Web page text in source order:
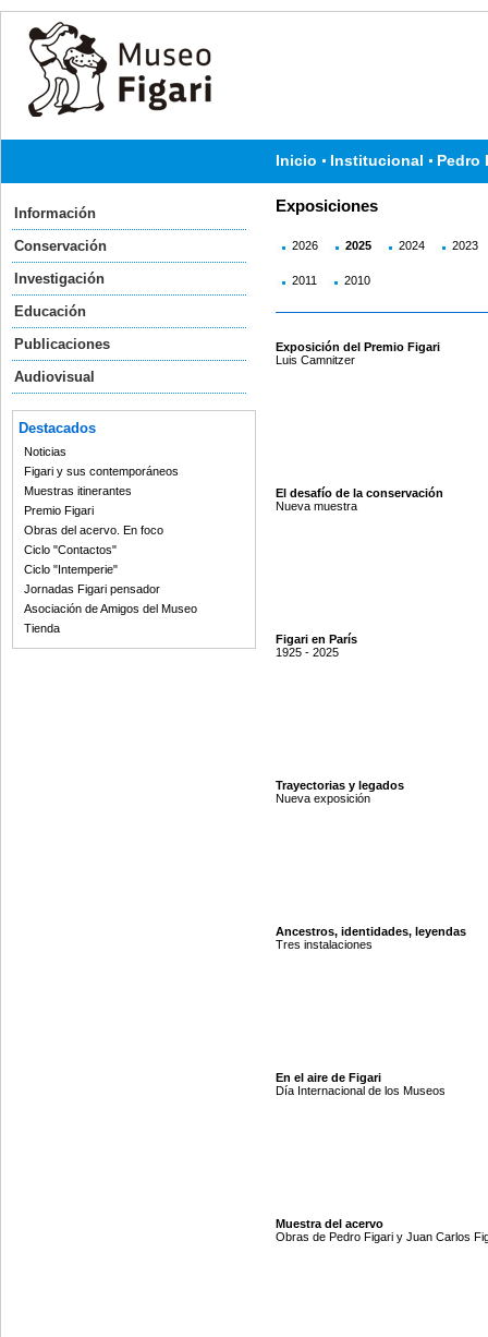
Inicio Institucional Pedro
Información
Conservación
Investigación
Educación
Publicaciones
Audiovisual
Destacados
Noticias
Figari y sus contemporáneos
Muestras itinerantes
Premio Figari
Obras del acervo. En foco
Ciclo "Contactos"
Ciclo "Intemperie"
Jornadas Figari pensador
Asociación de Amigos del Museo
Tienda
Exposiciones
2026 2025 2024 2023
2011 2010
Exposición del Premio Figari
Luis Camnitzer
El desafío de la conservación
Nueva muestra
Figari en París
1925 - 2025
Trayectorias y legados
Nueva exposición
Ancestros, identidades, leyendas
Tres instalaciones
En el aire de Figari
Día Internacional de los Museos
Muestra del acervo
Obras de Pedro Figari y Juan Carlos